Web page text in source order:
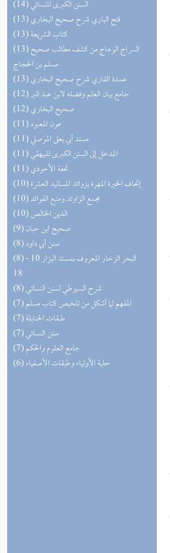
(14) السنن الكبرى للنسائي
(13) فتح الباري شرح صحيح البخاري
(13) كتاب الشريعة
(13) السراج الوهاج من كشف مطالب صحيح
مسلم بن الحجاج
(13) عمدة القاري شرح صحيح البخاري
(12) جامع بيان العلم وفضله لابن عبد البر
(12) صحيح البخاري
(11) عون المعبود
(11) مسند أبي يعلى الموصلي
(11) المدخل إلى السنن الكبرى للبيهقي
(11) تحفة الأحوذي
(10) إتحاف الخيرة المهرة بزوائد المسانيد العشرة
(10) مجمع الزاوئد ومنبع الفوائد
(10) الدين الخالص
(9) صحيح ابن حبان
(8) سنن أبي داود
(8) البحر الزخار المعروف بمسند البزار 10 -
18
(8) شرح السيوطي لسنن النسائي
(7) المفهم لما أشكل من تلخيص كتاب مسلم
(7) طبقات الحنابلة
(7) سنن النسائي
(7) جامع العلوم والحكم
(6) حلية الأولياء وطبقات الأصفياء